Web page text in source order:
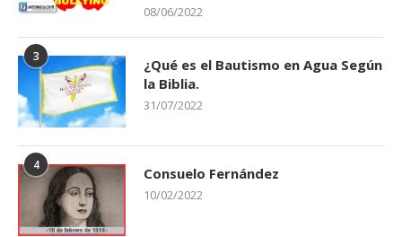
08/06/2022
3
¿Qué es el Bautismo en Agua Según
la Biblia.
31/07/2022
4 Consuelo Fernández
10/02/2022